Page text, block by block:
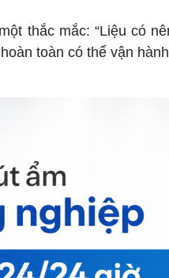
thắc mắc: “Liệu có
toàn có thể vận